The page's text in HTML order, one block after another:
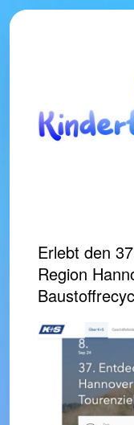
Zum
Erlebt den
Region